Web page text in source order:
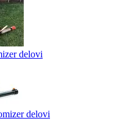
delovi
delovi